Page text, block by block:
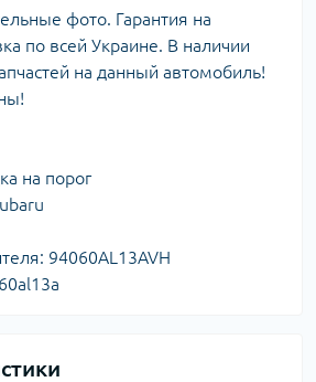
фото. Гарантия на
по всей Украине. В наличии
на данный автомобиль!
на порог
94060AL13AVH